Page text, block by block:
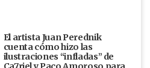
El artista Juan Perednik
cuenta cómo hizo las
ilustraciones “infladas” de